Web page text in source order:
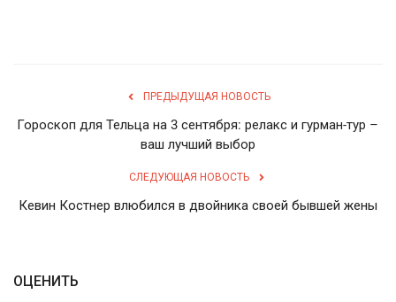
ПРЕДЫДУЩАЯ НОВОСТЬ
Гороскоп для Тельца на 3 сентября: релакс и гурман-тур –
ваш лучший выбор
СЛЕДУЮЩАЯ НОВОСТЬ
Кевин Костнер влюбился в двойника своей бывшей жены
ОЦЕНИТЬ